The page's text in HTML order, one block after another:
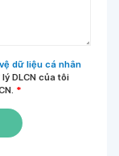
dữ liệu cá nhân
DLCN của tôi
*